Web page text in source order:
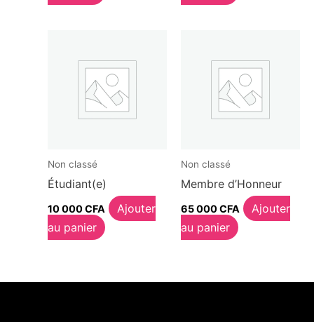
Non classé
Étudiant(e)
10 000CFA
Ajouter
au panier
Non classé
Membre d’Honneur
65 000CFA
Ajouter
au panier